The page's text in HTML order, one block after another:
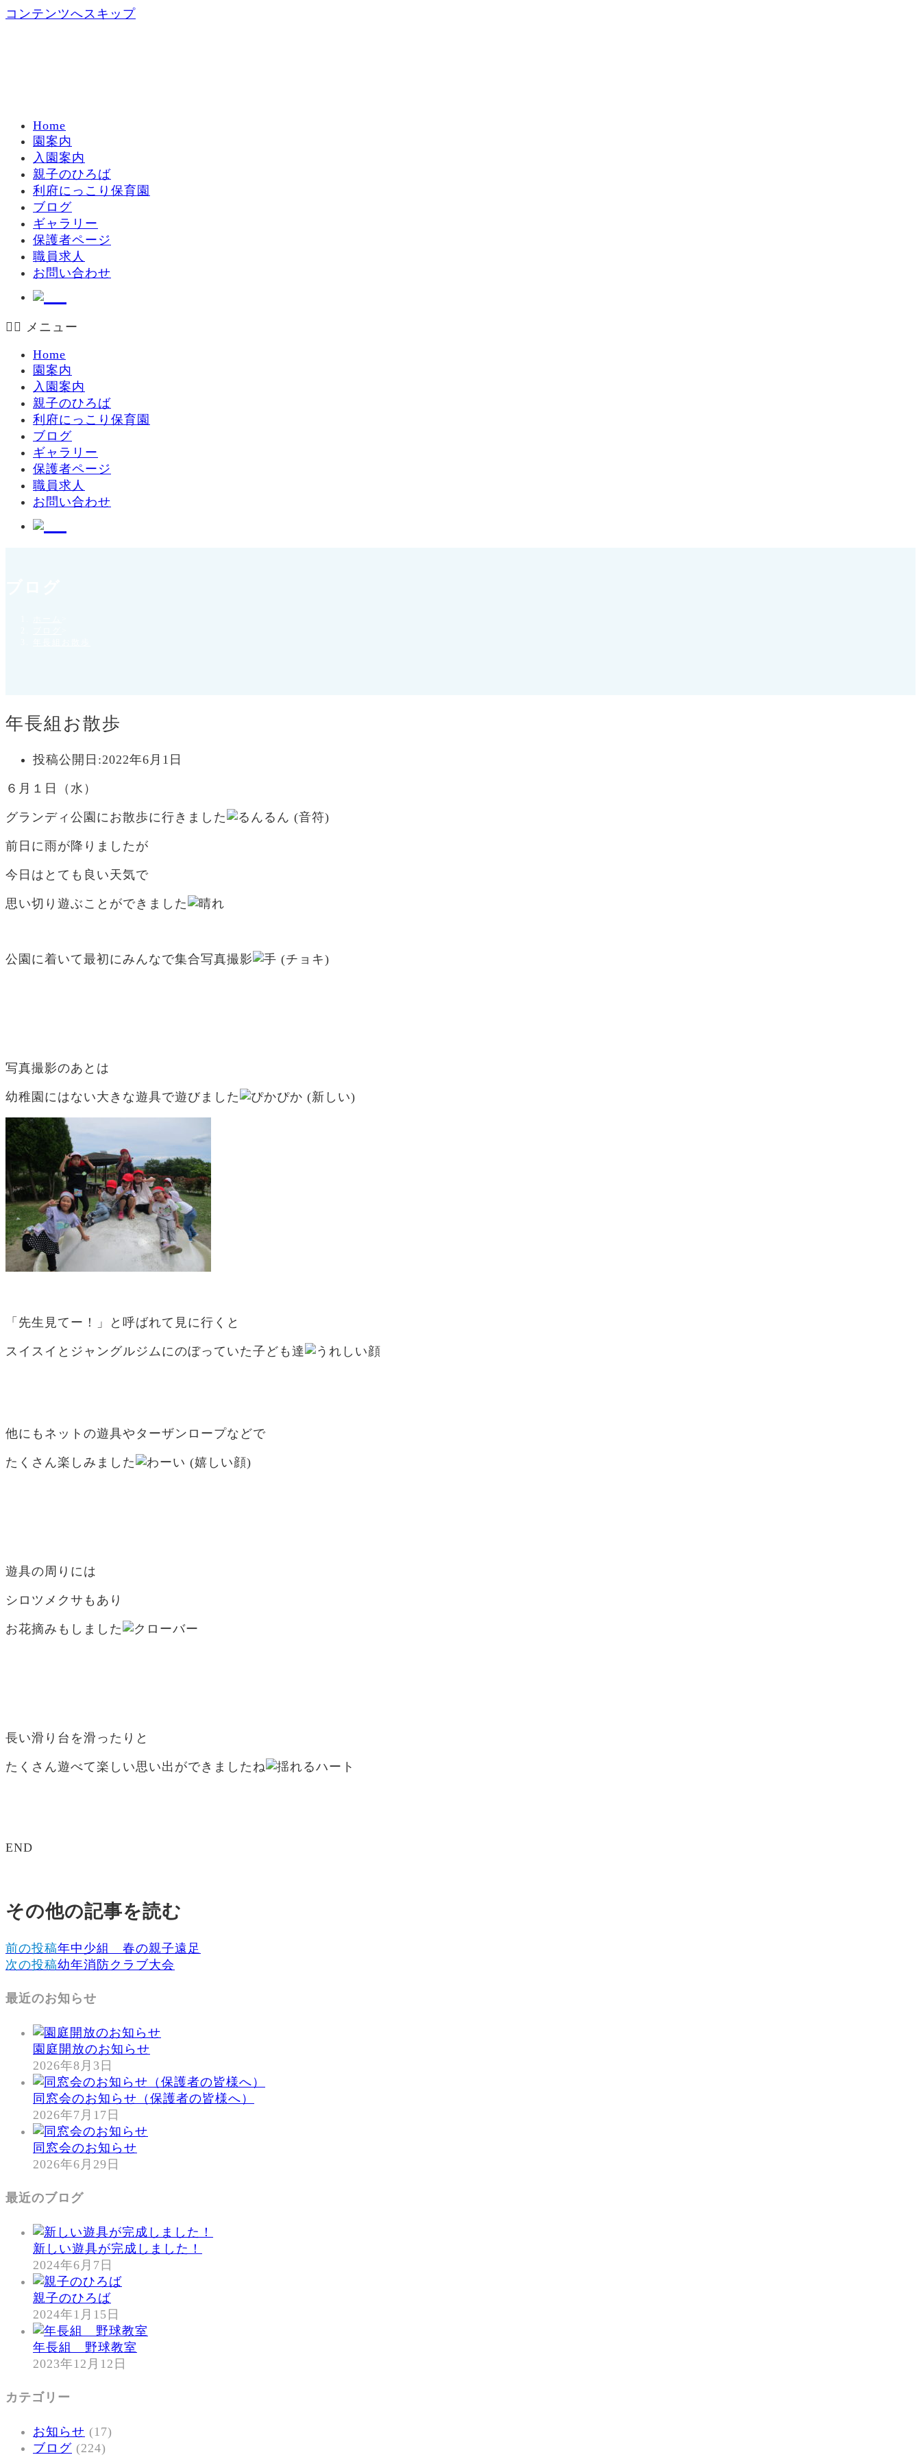
コンテンツへスキップ
Home
園案内
入園案内
親子のひろば
利府にっこり保育園
ブログ
ギャラリー
保護者ページ
職員求人
お問い合わせ
メニュー
Home
園案内
入園案内
親子のひろば
利府にっこり保育園
ブログ
ギャラリー
保護者ページ
職員求人
お問い合わせ
年長組お散歩
投稿公開日:2022年6月1日
６月１日（水）
グランディ公園にお散歩に行きました
前日に雨が降りましたが
今日はとても良い天気で
思い切り遊ぶことができました
公園に着いて最初にみんなで集合写真撮影
写真撮影のあとは
幼稚園にはない大きな遊具で遊びました
「先生見てー！」と呼ばれて見に行くと
スイスイとジャングルジムにのぼっていた子ども達
他にもネットの遊具やターザンロープなどで
たくさん楽しみました
遊具の周りには
シロツメクサもあり
お花摘みもしました
長い滑り台を滑ったりと
たくさん遊べて楽しい思い出ができましたね
END
その他の記事を読む
前の投稿年中少組 春の親子遠足
次の投稿幼年消防クラブ大会
最近のお知らせ
園庭開放のお知らせ
2026年8月3日
同窓会のお知らせ（保護者の皆様へ）
2026年7月17日
同窓会のお知らせ
2026年6月29日
最近のブログ
新しい遊具が完成しました！
2024年6月7日
親子のひろば
2024年1月15日
年長組 野球教室
2023年12月12日
カテゴリー
お知らせ (17)
ブログ (224)